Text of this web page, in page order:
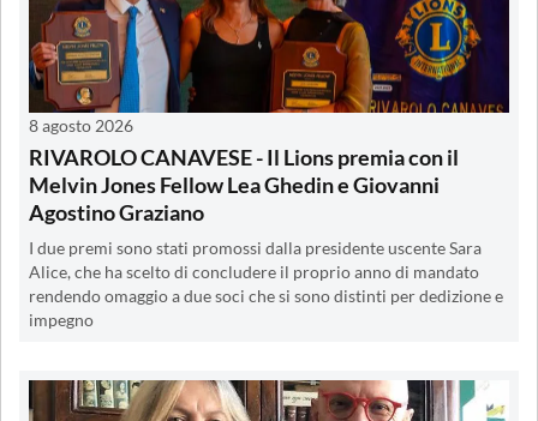
8 agosto 2026
RIVAROLO CANAVESE - Il Lions premia con il
Melvin Jones Fellow Lea Ghedin e Giovanni
Agostino Graziano
I due premi sono stati promossi dalla presidente uscente Sara
Alice, che ha scelto di concludere il proprio anno di mandato
rendendo omaggio a due soci che si sono distinti per dedizione e
impegno